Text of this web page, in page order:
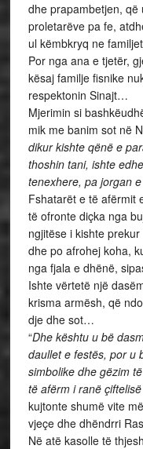
dhe prapambetjen,
proletarëve pa fe,
ul këmbkryq ne
Por nga ana e tjetër,
kësaj familje fisnike
respektonin Sinajt…
Mjerimin si
mik me banim sot në
dikur kishte qënë e
thoshin tani, ishte
tenexhere, pa jorgan
Fshatarët e të afërmit
të ofronte diçka nga
ngjitëse i kishte
dhe po afrohej koha,
nga fjala e dhënë,
Ishte vërtetë një
krisma armësh, që
dje dhe sot…
“Dhe kështu u bë
daullet e festës, por u
simbolike dhe gëzim
të afërm i ranë ç
kujtonte shumë vite
vjeçe dhe dhëndrri
Në atë kasolle të